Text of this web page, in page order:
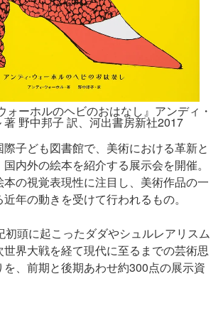
ーホルのヘビのおはなし』アンディ・
著 野中邦⼦ 訳、河出書房新社2017
子ども図書館で、美術における革新と
内外の絵本を紹介する展示会を開催。
本の視覚表現性に注目し、美術作品の一
年の動きを受けて行われるもの。
初頭に起こったダダやシュルレアリスム
界大戦を経て現代に至るまでの芸術思
、前期と後期あわせ約300点の展示資